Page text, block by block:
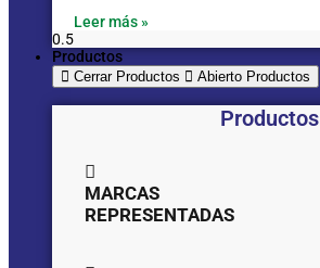
Leer más »
Productos
Cerrar Productos Abierto Productos
Productos
MARCAS
REPRESENTADAS